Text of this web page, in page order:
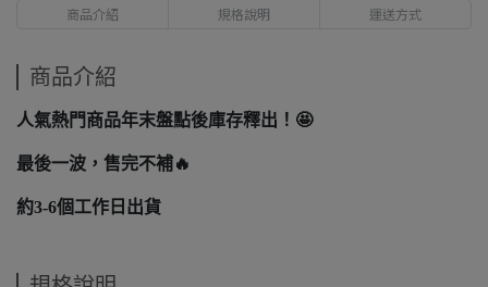
商品介紹 規格說明 運送方式
商品介紹
人氣熱門商品年末盤點後庫存釋出！🤩
最後一波，售完不補🔥
約3-6個工作日出貨